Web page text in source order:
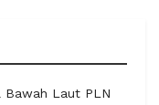
Bawah Laut PLN